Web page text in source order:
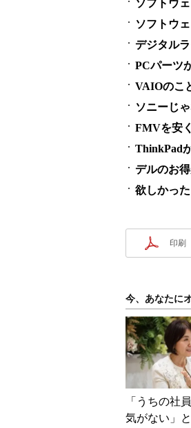
ソフトウ
ソフトウ
デジタル
PCパーツ
VAIOのこ
ソニーじ
FMVを安
ThinkPad
デルのお
欲しかっ
印刷
今、あなたに
「うちの社
気がない」